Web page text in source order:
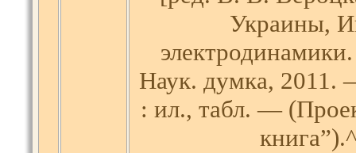
Украины,
Наук. думка, 2011.
: ил., табл. —